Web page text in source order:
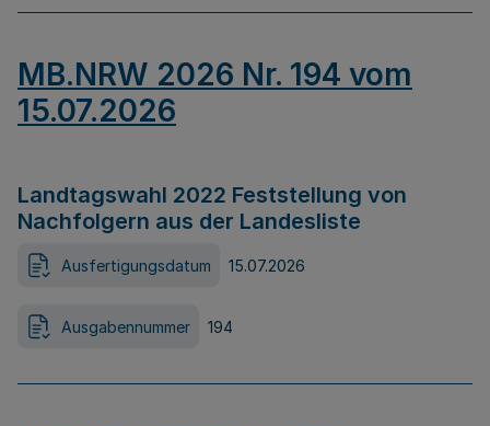
MB.NRW 2026 Nr. 194 vom
15.07.2026
Landtagswahl 2022 Feststellung von
Nachfolgern aus der Landesliste
Ausfertigungsdatum 15.07.2026
Ausgabennummer 194